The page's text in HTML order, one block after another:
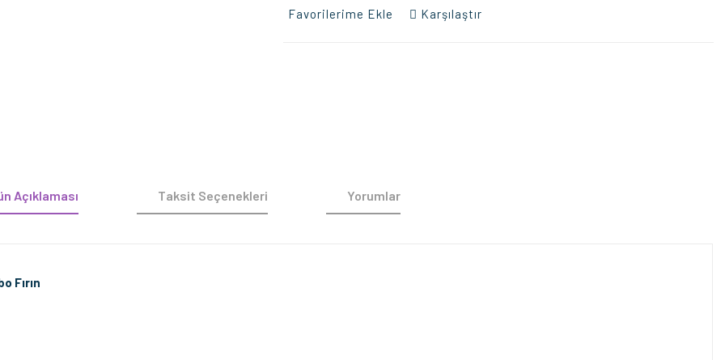
Favorilerime Ekle Karşılaştır
Açıklaması Taksit Seçenekleri Yorumlar
Fırın